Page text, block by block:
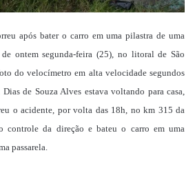
após bater o carro em uma pilastra de uma
ontem segunda-feira (25), no litoral de São
do velocímetro em alta velocidade segundos
de Souza Alves estava voltando para casa,
o acidente, por volta das 18h, no km 315 da
controle da direção e bateu o carro em uma
passarela.